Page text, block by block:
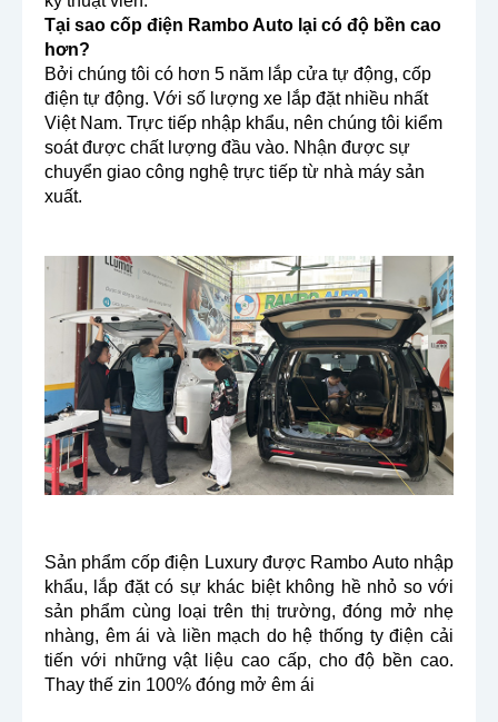
Tại sao cốp điện Rambo Auto lại có độ bền cao
hơn?
Bởi chúng tôi có hơn 5 năm lắp cửa tự động, cốp
điện tự động. Với số lượng xe lắp đặt nhiều nhất
Việt Nam. Trực tiếp nhập khẩu, nên chúng tôi kiểm
soát được chất lượng đầu vào. Nhận được sự
chuyển giao công nghệ trực tiếp từ nhà máy sản
xuất.
Sản phẩm cốp điện Luxury được Rambo Auto nhập
khẩu, lắp đặt có sự khác biệt không hề nhỏ so với
sản phẩm cùng loại trên thị trường, đóng mở nhẹ
nhàng, êm ái và liền mạch do hệ thống ty điện cải
tiến với những vật liệu cao cấp, cho độ bền cao.
Thay thế zin 100% đóng mở êm ái